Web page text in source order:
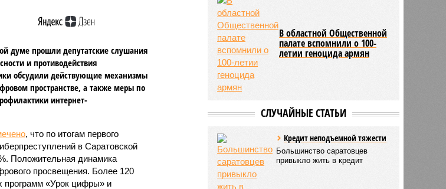
думе прошли депутатские слушания
и противодействия
обсудили действующие механизмы
пространстве, а также меры по
интернет-
, что по итогам первого
в Саратовской
Положительная динамика
просвещения. Более 120
программ «Урок цифры» и
В областной Общественной
палате вспомнили о 100-
летии геноцида армян
СЛУЧАЙНЫЕ СТАТЬИ
Кредит неподъемной тяжести
Большинство саратовцев
привыкло жить в кредит